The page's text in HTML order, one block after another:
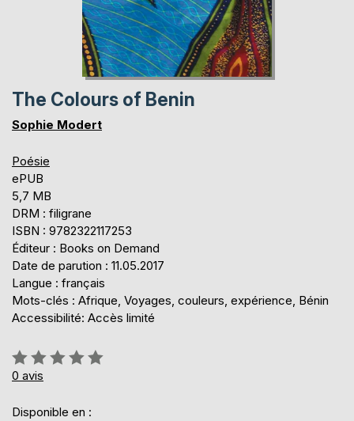
The Colours of Benin
Sophie Modert
Poésie
ePUB
5,7 MB
DRM : filigrane
ISBN : 9782322117253
Éditeur : Books on Demand
Date de parution : 11.05.2017
Langue : français
Mots-clés : Afrique, Voyages, couleurs, expérience, Bénin
Accessibilité: Accès limité
Évaluation:
0%
0 avis
Disponible en :